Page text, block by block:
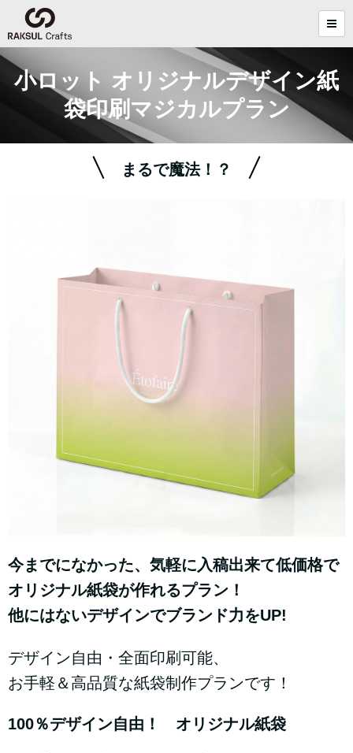
小ロット オリジナルデザイン紙
袋印刷マジカルプラン
まるで魔法！？
今までになかった、気軽に入稿出来て低価格で
オリジナル紙袋が作れるプラン！
他にはないデザインでブランド力をUP!
デザイン自由・全面印刷可能、
お手軽＆高品質な紙袋制作プランです！
100％デザイン自由！ オリジナル紙袋